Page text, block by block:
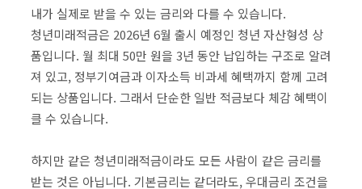
내가 실제로 받을 수 있는 금리와 다를 수 있습니다.
청년미래적금은 2026년 6월 출시 예정인 청년 자산형성 상
품입니다. 월 최대 50만 원을 3년 동안 납입하는 구조로 알려
져 있고, 정부기여금과 이자소득 비과세 혜택까지 함께 고려
되는 상품입니다. 그래서 단순한 일반 적금보다 체감 혜택이
클 수 있습니다.
하지만 같은 청년미래적금이라도 모든 사람이 같은 금리를
받는 것은 아닙니다. 기본금리는 같더라도, 우대금리 조건을